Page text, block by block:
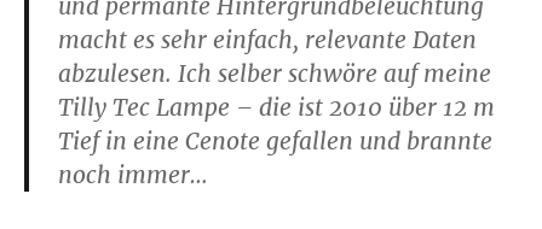
und permante Hintergrundbeleuchtung
macht es sehr einfach, relevante Daten
abzulesen. Ich selber schwöre auf meine
Tilly Tec Lampe – die ist 2010 über 12 m
Tief in eine Cenote gefallen und brannte
noch immer…